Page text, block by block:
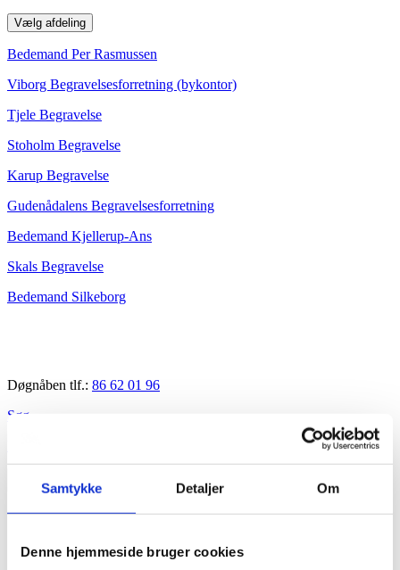
Samtykke Detaljer Om
Denne hjemmeside bruger cookies
Vælg afdeling
Bedemand Per Rasmussen
Viborg Begravelsesforretning (bykontor)
Tjele Begravelse
Stoholm Begravelse
Karup Begravelse
Gudenådalens Begravelsesforretning
Bedemand Kjellerup-Ans
Skals Begravelse
Bedemand Silkeborg
Døgnåben tlf.: 86 62 01 96
Søg
Du er her:
Mine sidste aftaler